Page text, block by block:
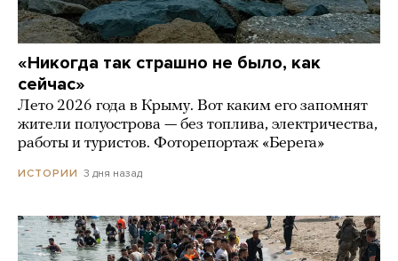
«Никогда так страшно не было, как
сейчас»
Лето 2026 года в Крыму. Вот каким его запомнят
жители полуострова — без топлива, электричества,
работы и туристов. Фоторепортаж «Берега»
ИСТОРИИ 3 дня назад